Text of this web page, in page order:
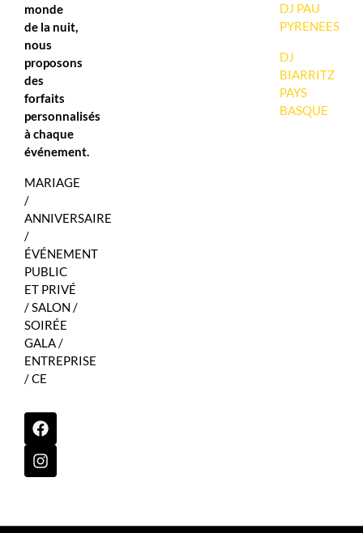
monde
de la nuit,
nous
proposons
des
forfaits
personnalisés
à chaque
événement.
MARIAGE
/
ANNIVERSAIRE
/
ÉVÉNEMENT
PUBLIC
ET PRIVÉ
/ SALON /
SOIRÉE
GALA /
ENTREPRISE
/ CE
DJ PAU
PYRENEES
DJ
BIARRITZ
PAYS
BASQUE